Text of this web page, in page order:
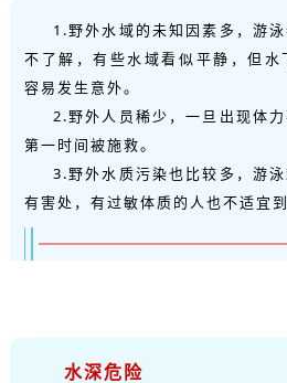
1.野外水域的未知因素多，游
不了解，有些水域看似平静，但水
容易发生意外。
2.野外人员稀少，一旦出现体
第一时间被施救。
3.野外水质污染也比较多，游
有害处，有过敏体质的人也不适宜
水深危险